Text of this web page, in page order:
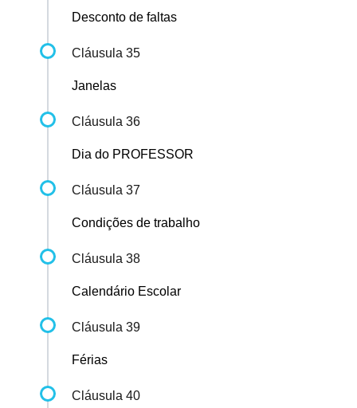
Desconto de faltas
Cláusula 35
Janelas
Cláusula 36
Dia do PROFESSOR
Cláusula 37
Condições de trabalho
Cláusula 38
Calendário Escolar
Cláusula 39
Férias
Cláusula 40